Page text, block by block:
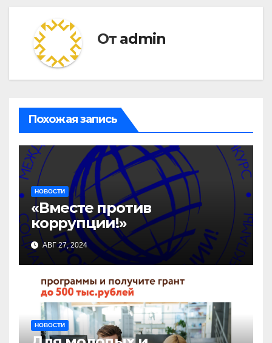
От admin
Похожая запись
НОВОСТИ
«Вместе против
коррупции!»
АВГ 27, 2024
НОВОСТИ